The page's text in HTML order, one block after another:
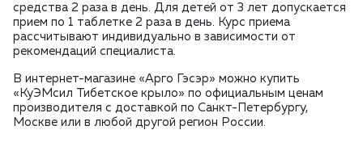
средства 2 раза в день. Для детей от 3 лет допускается
прием по 1 таблетке 2 раза в день. Курс приема
рассчитывают индивидуально в зависимости от
рекомендаций специалиста.
В интернет-магазине «Арго Гэсэр» можно купить
«КуЭМсил Тибетское крыло» по официальным ценам
производителя с доставкой по Санкт-Петербургу,
Москве или в любой другой регион России.